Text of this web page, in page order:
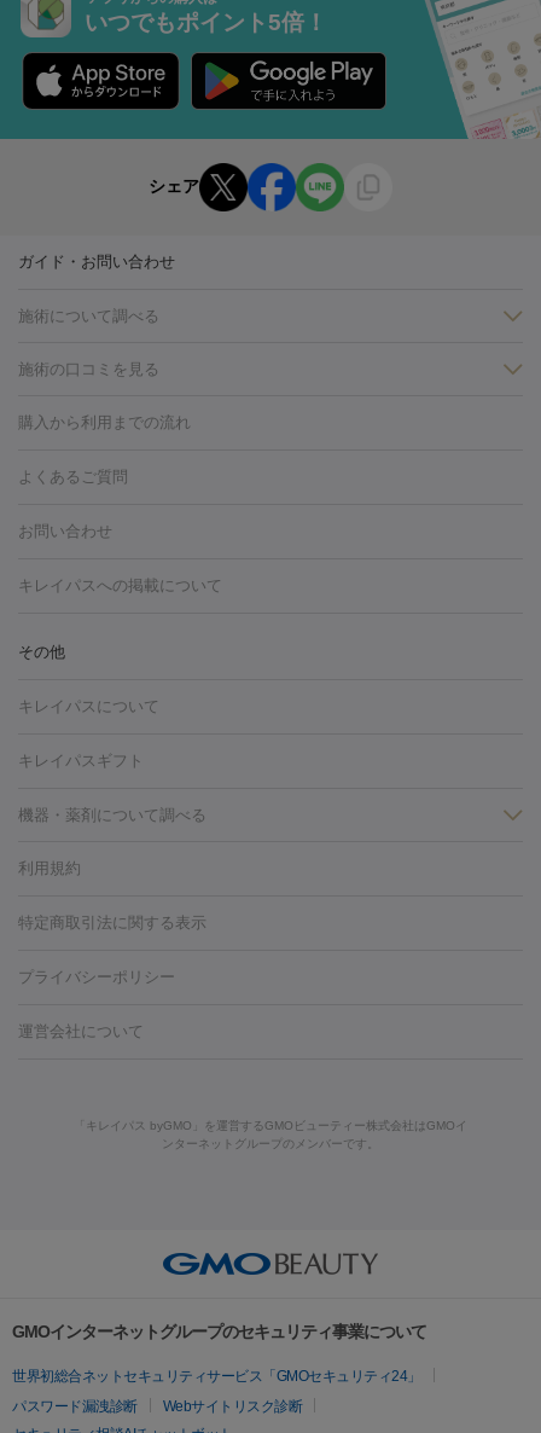
いつでもポイント5倍！
シェア
ガイド・お問い合わせ
施術について調べる
美白
グ
フォトシルクプラス
しわ・たるみ
光注射
ン
ハイドラフェイシャル
美
HIFU（ハイフ）
脂肪溶解注射
BNLS・BNLS neo カベリン
輪郭注射（MLM）
ケミカルピーリング
マッサージピール
疲労回復・健康
プラセンタ注射
にんにく注射
施術の口コミを見る
フォトフェイシャルM22
HIFU（ハイフ）
トーニング
ハイドラフェイシャル
冷却
リ・美肌）
光治療（フォトフェイシャルなど）
（胸）
ほくろ・いぼ切除
ンケア
ホワイトニング
ー治療（しみ・くすみ）
ーザー治療（毛穴・ニキビ跡）
ーザー治療（黒ずみ）
医療脱毛（指）
ダイエット点滴・ ダイエ
レーザーピーリング
レーザー治療（しみスポット照
医療脱毛（ヒゲ） ポテンツァ トラネキサム酸
ハイドラジェントル
ルメッカ ジェネシス リジュラン
オンダリフト
ジュベルック
購入から利用までの流れ
よくあるご質問
お問い合わせ
キレイパスへの掲載について
その他
キレイパスについて
キレイパスギフト
機器・薬剤について調べる
薬剤
ダーゼ
サリチル酸マクロゴールピーリング
養上清液
機器
ラフォーマー（ウルトラフォーマーⅢ）
サーマクール
イントラ
ツァ）
利用規約
特定商取引法に関する表示
プライバシーポリシー
運営会社について
「キレイパス byGMO」を運営するGMOビューティー株式会社はGMOイ
ンターネットグループのメンバーです。
GMOインターネットグループのセキュリティ事業について
世界初総合ネットセキュリティサービス「GMOセキュリティ24」
パスワード漏洩診断
Webサイトリスク診断